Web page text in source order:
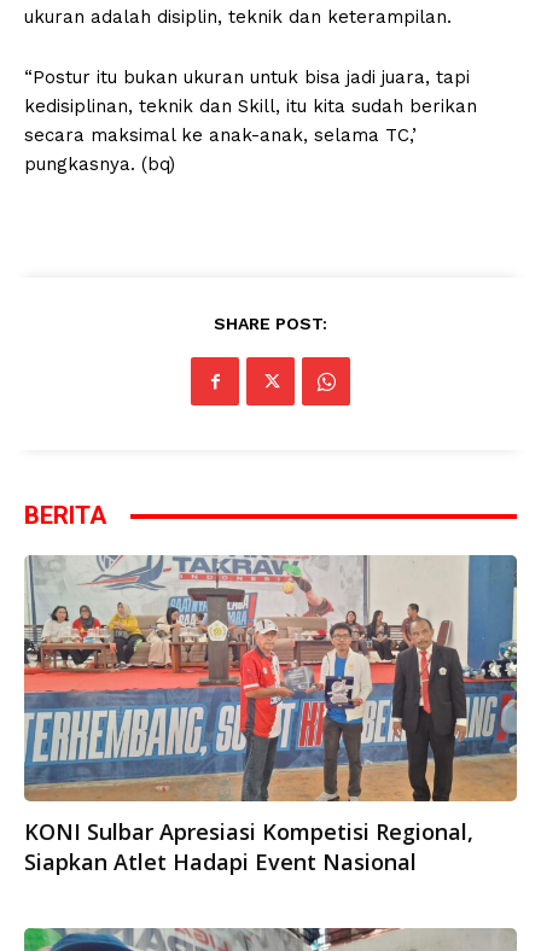
ukuran adalah disiplin, teknik dan keterampilan.
“Postur itu bukan ukuran untuk bisa jadi juara, tapi
kedisiplinan, teknik dan Skill, itu kita sudah berikan
secara maksimal ke anak-anak, selama TC,’
pungkasnya. (bq)
SHARE POST:
BERITA
KONI Sulbar Apresiasi Kompetisi Regional,
Siapkan Atlet Hadapi Event Nasional